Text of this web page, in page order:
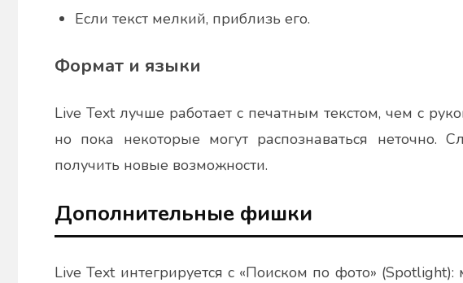
Если текст мелкий, приблизь его.
Формат и языки
Live Text лучше работает с печатным текстом, чем с
но пока некоторые могут распознаваться неточно.
получить новые возможности.
Дополнительные фишки
Live Text интегрируется с «Поиском по фото»